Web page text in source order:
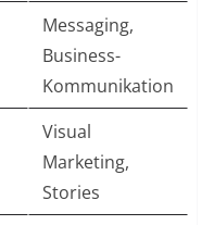
Messaging,
Business-
Kommunikation
Visual
Marketing,
Stories